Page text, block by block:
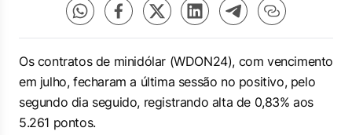
Os contratos de minidólar (WDON24), com vencimento
em julho, fecharam a última sessão no positivo, pelo
segundo dia seguido, registrando alta de 0,83% aos
5.261 pontos.